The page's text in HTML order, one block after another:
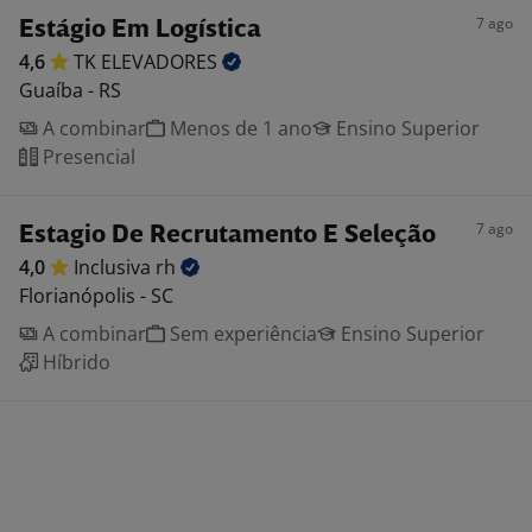
Estágio Em Logística 7 ago
4,6 TK ELEVADORES
Guaíba - RS
A combinar
Menos de 1 ano
Ensino Superior
Presencial
Estagio De Recrutamento E Seleção 7 ago
4,0 Inclusiva rh
Florianópolis - SC
A combinar
Sem experiência
Ensino Superior
Híbrido